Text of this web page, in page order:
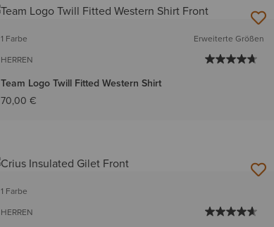
1 Farbe
HERREN
Erweiterte Größen
Team Logo Twill Fitted Western Shirt
70,00 €
1 Farbe
HERREN